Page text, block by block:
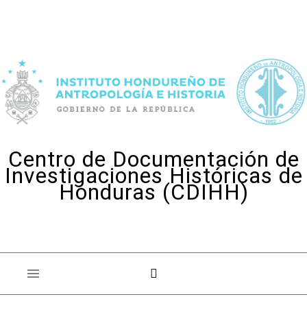
Centro de Documentación de
Investigaciones Históricas de
Honduras (CDIHH)